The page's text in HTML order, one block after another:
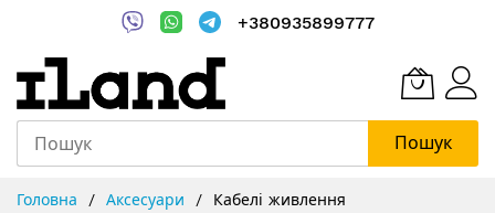
+380935899777
Пошук
Головна Аксесуари Кабелі живлення